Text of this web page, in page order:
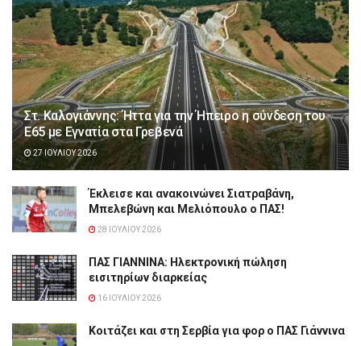
Στ. Καλογιάννης: Ήττα για την Ήπειρο η σύνδεση του
Ε65 με Εγνατία στα Γρεβενά
27 ΙΟΥΛΊΟΥ 2026
Έκλεισε και ανακοινώνει Σιατραβάνη,
Μπελεβώνη και Μελιόπουλο ο ΠΑΣ!
28 ΙΟΥΛΊΟΥ 2026
ΠΑΣ ΓΙΑΝΝΙΝΑ: Hλεκτρονική πώληση
εισιτηρίων διαρκείας
16 ΙΟΥΛΊΟΥ 2026
Κοιτάζει και στη Σερβία για φορ ο ΠΑΣ Γιάννινα